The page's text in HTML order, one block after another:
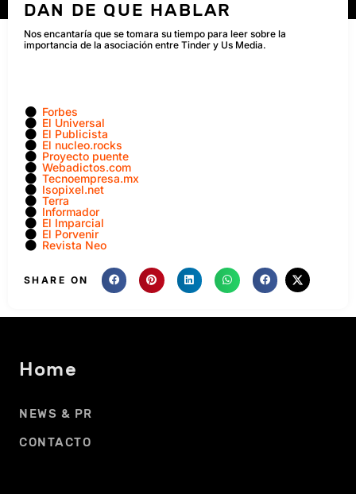
DAN DE QUE HABLAR
Nos encantaría que se tomara su tiempo para leer sobre la
importancia de la asociación entre Tinder y Us Media.
Forbes
El Universal
El Publicista
El nucleo.rocks
Proyecto puente
Webadictos.com
Tecnoempresa.mx
Isopixel.net
Terra
Informador
El Imparcial
El Porvenir
Revista Neo
SHARE ON
Home
NEWS & PR
CONTACTO